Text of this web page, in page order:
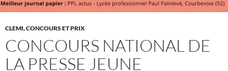
CLEMI, CONCOURS ET PRIX
CONCOURS NATIONAL DE
LA PRESSE JEUNE